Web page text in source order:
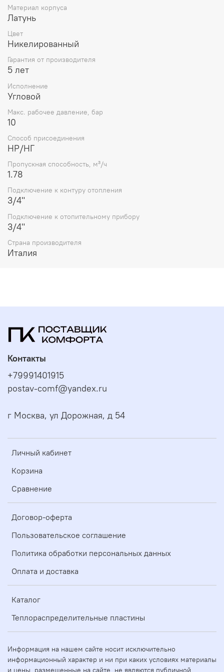
Материал корпуса
Латунь
Цвет
Никелированный
Гарантия от производителя
5 лет
Исполнение
Угловой
Макс. рабочее давление, бар
10
Способ присоединения
НР/НГ
Пропускная способность, м³/ч
1.78
Подключение к контуру отопления
3/4"
Подключение к отопительному прибору
3/4"
Страна производителя
Италия
Личный кабинет
Корзина
Сравнение
Договор-оферта
Пользовательское соглашение
Политика обработки персональных данных
Оплата и доставка
Каталог
Теплораспределительные пластины
Контакты
+79991401915
postav-comf@yandex.ru
г Москва, ул Дорожная, д 54
Информация на нашем сайте носит исключительно
информационный характер и ни при каких условиях материалы
и цены, размещенные на сайте, не являются публичной